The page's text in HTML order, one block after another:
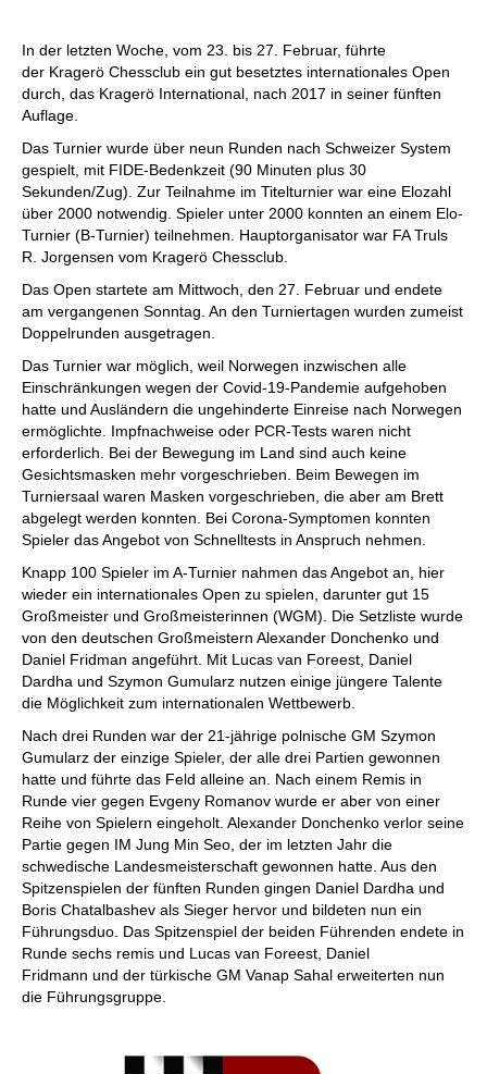
In der letzten Woche, vom 23. bis 27. Februar, führte
der Kragerö Chessclub ein gut besetztes internationales Open
durch, das Kragerö International, nach 2017 in seiner fünften
Auflage.
Das Turnier wurde über neun Runden nach Schweizer System
gespielt, mit FIDE-Bedenkzeit (90 Minuten plus 30
Sekunden/Zug). Zur Teilnahme im Titelturnier war eine Elozahl
über 2000 notwendig. Spieler unter 2000 konnten an einem Elo-
Turnier (B-Turnier) teilnehmen. Hauptorganisator war FA Truls
R. Jorgensen vom Kragerö Chessclub.
Das Open startete am Mittwoch, den 27. Februar und endete
am vergangenen Sonntag. An den Turniertagen wurden zumeist
Doppelrunden ausgetragen.
Das Turnier war möglich, weil Norwegen inzwischen alle
Einschränkungen wegen der Covid-19-Pandemie aufgehoben
hatte und Ausländern die ungehinderte Einreise nach Norwegen
ermöglichte. Impfnachweise oder PCR-Tests waren nicht
erforderlich. Bei der Bewegung im Land sind auch keine
Gesichtsmasken mehr vorgeschrieben. Beim Bewegen im
Turniersaal waren Masken vorgeschrieben, die aber am Brett
abgelegt werden konnten. Bei Corona-Symptomen konnten
Spieler das Angebot von Schnelltests in Anspruch nehmen.
Knapp 100 Spieler im A-Turnier nahmen das Angebot an, hier
wieder ein internationales Open zu spielen, darunter gut 15
Großmeister und Großmeisterinnen (WGM). Die Setzliste wurde
von den deutschen Großmeistern Alexander Donchenko und
Daniel Fridman angeführt. Mit Lucas van Foreest, Daniel
Dardha und Szymon Gumularz nutzen einige jüngere Talente
die Möglichkeit zum internationalen Wettbewerb.
Nach drei Runden war der 21-jährige polnische GM Szymon
Gumularz der einzige Spieler, der alle drei Partien gewonnen
hatte und führte das Feld alleine an. Nach einem Remis in
Runde vier gegen Evgeny Romanov wurde er aber von einer
Reihe von Spielern eingeholt. Alexander Donchenko verlor seine
Partie gegen IM Jung Min Seo, der im letzten Jahr die
schwedische Landesmeisterschaft gewonnen hatte. Aus den
Spitzenspielen der fünften Runden gingen Daniel Dardha und
Boris Chatalbashev als Sieger hervor und bildeten nun ein
Führungsduo. Das Spitzenspiel der beiden Führenden endete in
Runde sechs remis und Lucas van Foreest, Daniel
Fridmann und der türkische GM Vanap Sahal erweiterten nun
die Führungsgruppe.